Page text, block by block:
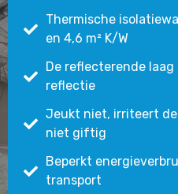
Thermische
en 4,6 m² K/W
De reflecterende
reflectie
Jeukt niet, irriteert
niet giftig
Beperkt
transport